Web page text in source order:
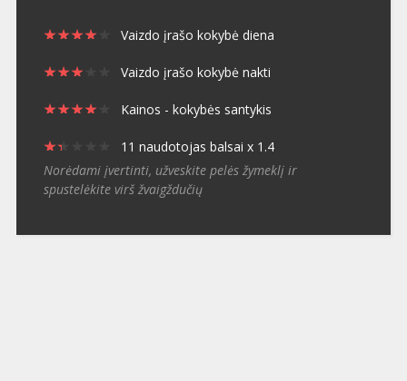
★★★★
★★★★ Vaizdo įrašo kokybė diena
★★★
★★★ Vaizdo įrašo kokybė nakti
★★★★
★★★★ Kainos - kokybės santykis
★★
★★
11 naudotojas balsai x 1.4
Norėdami įvertinti, užveskite pelės žymeklį ir
spustelėkite virš žvaigždučių